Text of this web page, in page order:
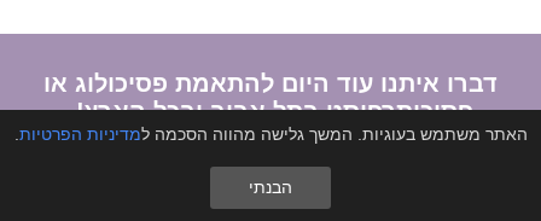
דברו איתנו עוד היום להתאמת פסיכולוג או
פסיכותרפיסט בתל אביב ובכל הארץ!
האתר משתמש בעוגיות. המשך גלישה מהווה הסכמה למדיניות הפרטיות
הבנתי